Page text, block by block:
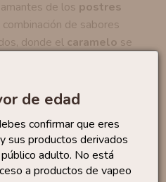
de edad
confirmar que eres
sus productos derivados
adulto. No está
a productos de vapeo
de los postres
combinación de sabores
donde el caramelo se
de
de chocolate
en formatoLongfill,
24 ml de aroma
base y listo.